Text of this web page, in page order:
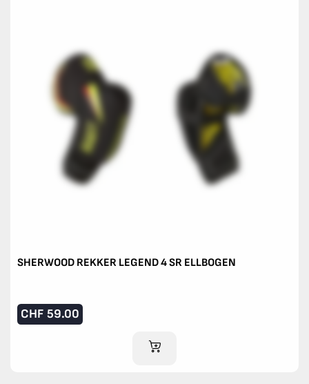
SHERWOOD REKKER LEGEND 4 SR ELLBOGEN
CHF 59.00
IM WARENKORB